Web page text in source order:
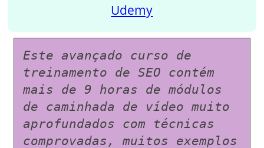
Udemy
Este avançado curso de
treinamento de SEO contém
mais de 9 horas de módulos
de caminhada de vídeo muito
aprofundados com técnicas
comprovadas, muitos exemplos